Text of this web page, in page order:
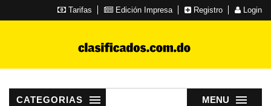
Tarifas Edición Impresa Registro Login
MENU
CATEGORIAS